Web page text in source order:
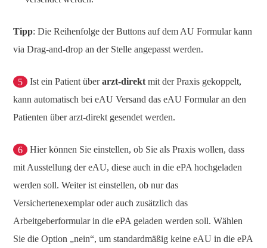
Tipp: Die Reihenfolge der Buttons auf dem AU Formular kann
via Drag-and-drop an der Stelle angepasst werden.
5 Ist ein Patient überarzt-direkt mit der Praxis gekoppelt,
kann automatisch bei eAU Versand das eAU Formular an den
Patienten über arzt-direkt gesendet werden.
6
Hier können Sie einstellen, ob Sie als Praxis wollen, dass
mit Ausstellung der eAU, diese auch in die ePA hochgeladen
werden soll. Weiter ist einstellen, ob nur das
Versichertenexemplar oder auch zusätzlich das
Arbeitgeberformular in die ePA geladen werden soll. Wählen
Sie die Option „nein“, um standardmäßig keine eAU in die ePA